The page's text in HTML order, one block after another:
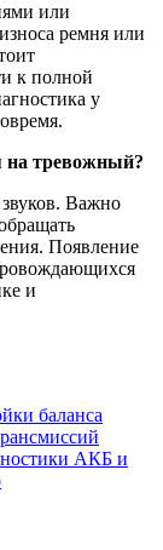
или
ремня или
к полной
у
на тревожный?
Важно
Появление
и
баланса
АКБ и